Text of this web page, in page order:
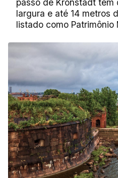
passo de Kronstadt
largura e até 14 metros
listado como Patrimônio